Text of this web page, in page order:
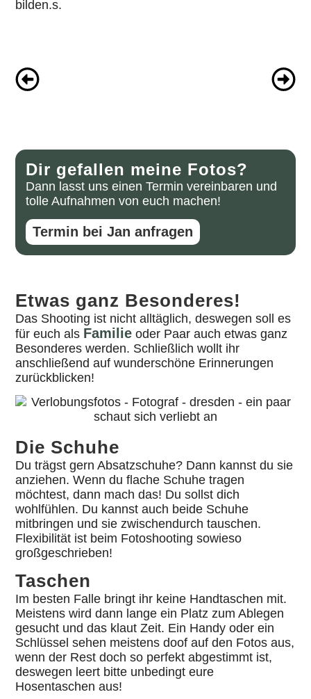
bilden.s.
Dir gefallen meine Fotos?
Dann lasst uns einen Termin vereinbaren und
tolle Aufnahmen von euch machen!
Termin bei Jan anfragen
Etwas ganz Besonderes!
Das Shooting ist nicht alltäglich, deswegen soll es
für euch als Familie oder Paar auch etwas ganz
Besonderes werden. Schließlich wollt ihr
anschließend auf wunderschöne Erinnerungen
zurückblicken!
Die Schuhe
Du trägst gern Absatzschuhe? Dann kannst du sie
anziehen. Wenn du flache Schuhe tragen
möchtest, dann mach das! Du sollst dich
wohlfühlen. Du kannst auch beide Schuhe
mitbringen und sie zwischendurch tauschen.
Flexibilität ist beim Fotoshooting sowieso
großgeschrieben!
Taschen
Im besten Falle bringt ihr keine Handtaschen mit.
Meistens wird dann lange ein Platz zum Ablegen
gesucht und das klaut Zeit. Ein Handy oder ein
Schlüssel sehen meistens doof auf den Fotos aus,
wenn der Rest doch so perfekt abgestimmt ist,
deswegen leert bitte unbedingt eure
Hosentaschen aus!